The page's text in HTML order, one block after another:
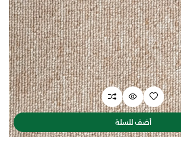
أضف للسلة